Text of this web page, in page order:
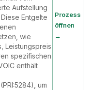
Aufstellung
Entgelte
wie
Leistungspreis
spezifischen
enthält
um
Prozess
öffnen
→